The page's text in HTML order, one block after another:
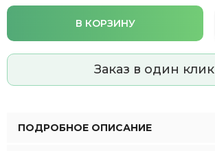
В КОРЗИНУ
Заказ в один клик
ПОДРОБНОЕ ОПИСАНИЕ